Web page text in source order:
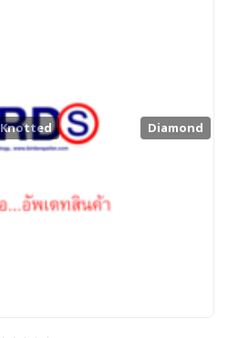
Diamond
Knotted